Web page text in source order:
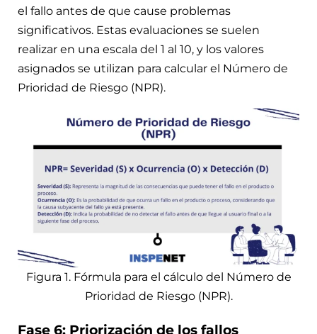
el fallo antes de que cause problemas
significativos. Estas evaluaciones se suelen
realizar en una escala del 1 al 10, y los valores
asignados se utilizan para calcular el Número de
Prioridad de Riesgo (NPR).
Figura 1. Fórmula para el cálculo del Número de
Prioridad de Riesgo (NPR).
Fase 6: Priorización de los fallos